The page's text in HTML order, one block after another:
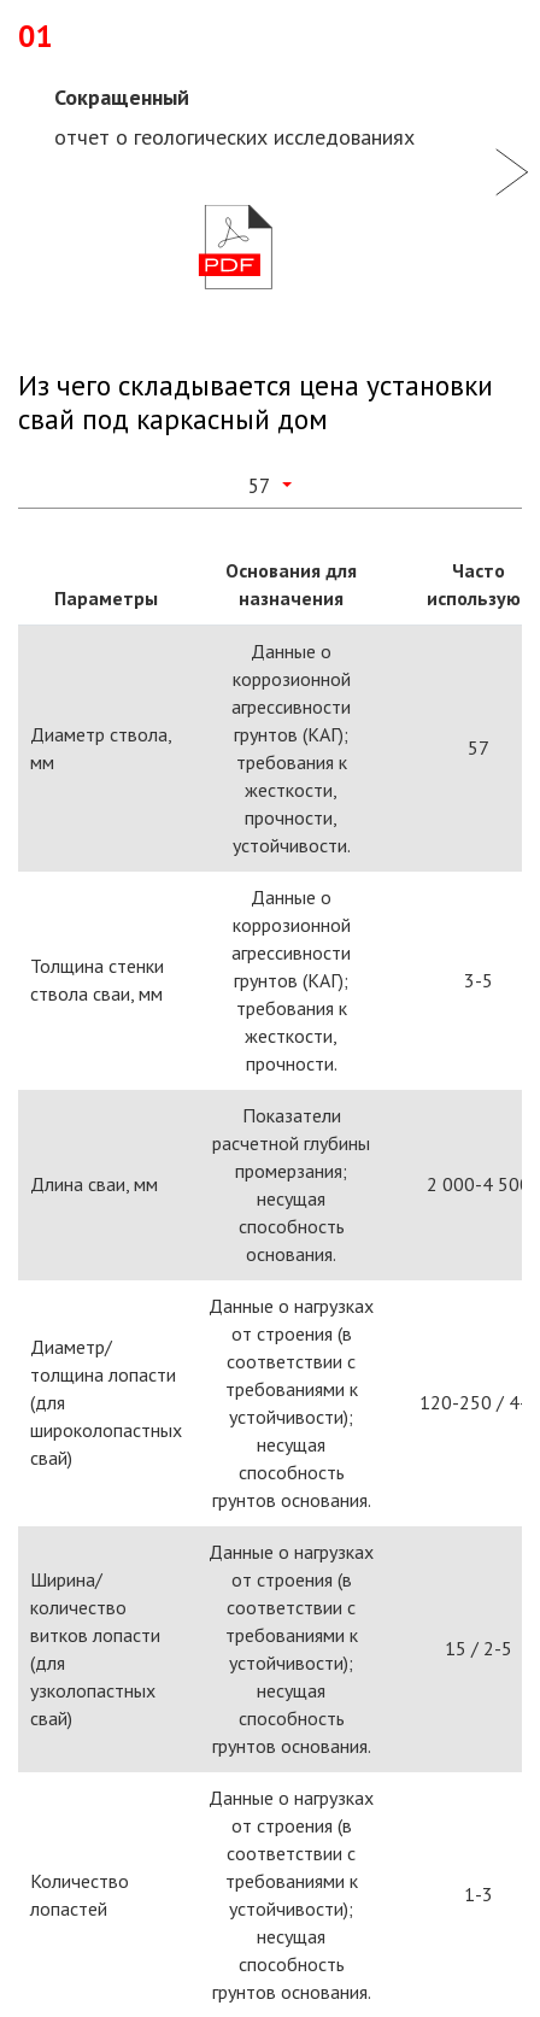
01
Сокращенный
отчет о геологических исследованиях
Из чего складывается цена установки
свай под каркасный дом
57
Параметры
Основания для
назначения
Часто
используют
Диаметр ствола,
мм
Данные о
коррозионной
агрессивности
грунтов (КАГ);
требования к
жесткости,
прочности,
устойчивости.
57
Толщина стенки
ствола сваи, мм
Данные о
коррозионной
агрессивности
грунтов (КАГ);
требования к
жесткости,
прочности.
3-5
Длина сваи, мм
Показатели
расчетной глубины
промерзания;
несущая
способность
основания.
2 000-4 500
Диаметр/
толщина лопасти
(для
широколопастных
свай)
Данные о нагрузках
от строения (в
соответствии с
требованиями к
устойчивости);
несущая
способность
грунтов основания.
120-250 / 4-6
Ширина/
количество
витков лопасти
(для
узколопастных
свай)
Данные о нагрузках
от строения (в
соответствии с
требованиями к
устойчивости);
несущая
способность
грунтов основания.
15 / 2-5
Количество
лопастей
Данные о нагрузках
от строения (в
соответствии с
требованиями к
устойчивости);
несущая
способность
грунтов основания.
1-3